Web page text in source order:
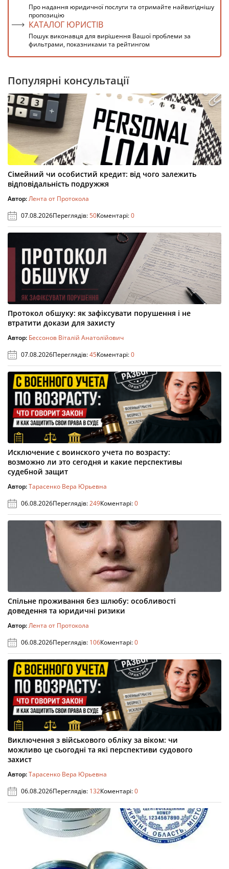
Про надання юридичної послуги та отримайте найвигіднішу
пропозицію
КАТАЛОГ ЮРИСТІВ
Пошук виконавця для вирішення Вашої проблеми за
фильтрами, показниками та рейтингом
Популярні консультації
Сімейний чи особистий кредит: від чого залежить
відповідальність подружжя
Автор:Лента от Протокола
07.08.2026Переглядів:50Коментарі:0
Протокол обшуку: як зафіксувати порушення і не
втратити докази для захисту
Автор: Бессонов Віталій Анатолійович
07.08.2026Переглядів:45Коментарі:0
Исключение с воинского учета по возрасту:
возможно ли это сегодня и какие перспективы
судебной защит
Автор:Тарасенко Вера Юрьевна
06.08.2026Переглядів:249Коментарі:0
Спільне проживання без шлюбу: особливості
доведення та юридичні ризики
Автор:Лента от Протокола
06.08.2026Переглядів: 106Коментарі:0
Виключення з військового обліку за віком: чи
можливо це сьогодні та які перспективи судового
захист
Автор:Тарасенко Вера Юрьевна
06.08.2026Переглядів: 132Коментарі:0